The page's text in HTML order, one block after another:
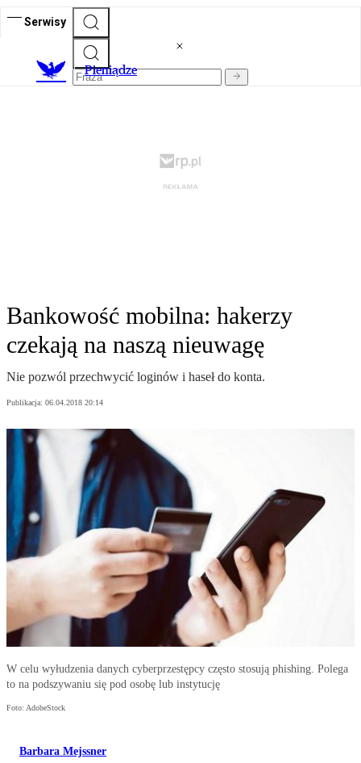
Serwisy
Pieniądze
Bankowość mobilna: hakerzy
czekają na naszą nieuwagę
Nie pozwól przechwycić loginów i haseł do konta.
Publikacja: 06.04.2018 20:14
W celu wyłudzenia danych cyberprzestępcy często stosują phishing. Polega
to na podszywaniu się pod osobę lub instytucję
Foto: AdobeStock
Barbara Mejssner